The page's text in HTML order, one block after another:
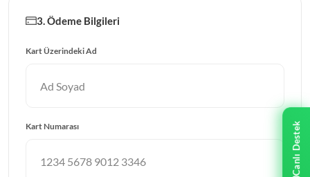
3. Ödeme Bilgileri
Kart Üzerindeki Ad
Kart Numarası Canlı Destek